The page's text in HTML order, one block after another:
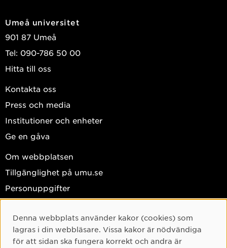
Umeå universitet
901 87 Umeå
Tel: 090-786 50 00
Hitta till oss
Kontakta oss
Press och media
Institutioner och enheter
Ge en gåva
Om webbplatsen
Tillgänglighet på umu.se
Personuppgifter
Facebook
Instagram
Cookie-samtycke
Denna webbplats använder kakor (cookies) som
lagras i din webbläsare. Vissa kakor är nödvändiga
för att sidan ska fungera korrekt och andra är